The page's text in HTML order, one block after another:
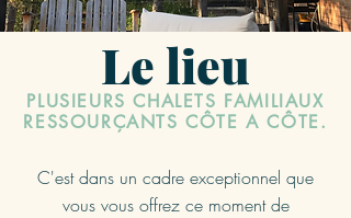
Le lieu
PLUSIEURS CHALETS FAMILIAUX
RESSOURÇANTS CÔTE A CÔTE.
C'est dans un cadre exceptionnel que
vous vous offrez ce moment de